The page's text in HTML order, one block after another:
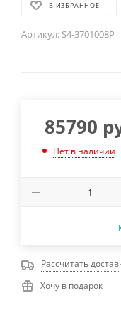
В ИЗБРАННОЕ
Артикул: S4-3701008P
85790
Нет в наличии
Рассчитать
Хочу в подарок